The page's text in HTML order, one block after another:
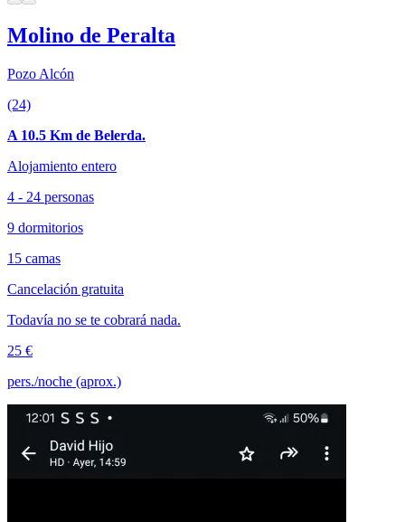
Molino de Peralta
Pozo Alcón
(24)
A 10.5 Km de Belerda.
Alojamiento entero
4 - 24 personas
9 dormitorios
15 camas
Cancelación gratuita
Todavía no se te cobrará nada.
25 €
pers./noche (aprox.)